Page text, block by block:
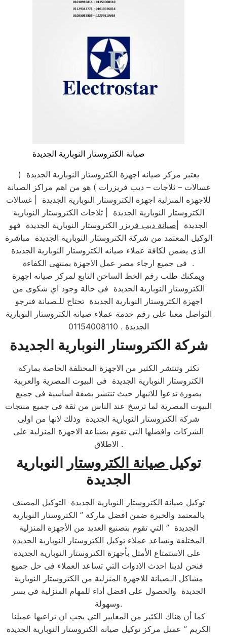
صيانة الكتروستار النوبارية الجديدة
يعتبر مركز صيانه اجهزة الكتروستار النوبارية الجديدة (
غسالات – ثلاجات – ديب فريزرات ) هو من اهم مراكز الصيانة
للاجهزه المنزلية اجهزة الكتروستار النوبارية الجديدة | غسالات
الكتروستار النوبارية الجديدة | ثلاجات الكتروستار النوبارية
الجديدة | صيانة ديب فريزر الكتروستار النوبارية الجديدة فهو
الوكيل المعتمد من شركة الكتروستار النوبارية الجديدة مباشرة
الذى يضمن لكافة عملاء صيانه الكتروستار النوبارية الجديدة
فى جميع ارجاء مصر عمل الاجهزة بمنتهى الكفاءة .
ويمكنك طلب رقم الخط الساخن التابع لمركز صيانه اجهزة
الكتروستار النوبارية الجديدة في حالة وجود اي شكوى من
اجهزة الكتروستار النوبارية الجديدة تحتاج للـصيانة فنرجو
التواصل معنا على رقم خدمة عملاء صيانه الكتروستار النوبارية
الجديدة . 01154008110
شركة الكتروستار النوبارية الجديدة
تكثر وتنتشر الكثير من الاجهزة المختلفة الخاصة بماركة
الكتروستار النوبارية الجديدة فى البيوت المصرية والعربية
بصورة تدعوا للانبهار حيث تنتشر بصفة اساسية فى جميع
البيوت المصرية لما ترسخ عند الناس من ثقة فى جميع منتجات
شركة الكتروستار النوبارية الجديدة وذلك لانها من اولى
الشركات وافضلها التي تقوم بصناعة الاجهزة المنزلية على
الاطلاق .​
توكيل صيانة الكتروستار
النوبارية
الجديدة
توكيل صيانة الكتروستار النوبارية الجديدة التوكيل المصنف
بالمعتمد والخبرة ضمن افضل ماركة ” الكتروستار النوبارية
الجديدة ” التي تقوم بتصنيع العديد من الأجهزة المنزلية
المختلفة ونساعد عملاء توكيل الكتروستار النوبارية الجديدة
على الاستمتاع الأمثل بأجهزة الكتروستار النوبارية الجديدة
فنحن لدينا احدث الادوات التي تساعد العملاء فى حل جميع
مشاكل الـصيانة للاجهزة المنزلية من الكتروستار النوبارية
الجديدة والحصول على افضل أداء للمهام المنزلية في يسر
وسهولة.​
كما أن هناك الكثير من المعايير التي يجب ان تراعيها عميلنا
الكريم ” عميل مركز توكيل صيانه الكتروستار النوبارية الجديدة